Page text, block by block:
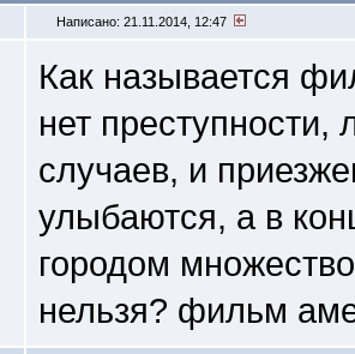
Написано: 21.11.2014, 12:47
Как называется
нет
случаев, и
улыбаются, а в
городом
нельзя? фильм